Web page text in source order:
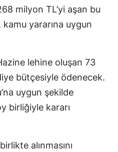
milyon TL’yi aşan bu
kamu yararına uygun
lehine oluşan 73
bütçesiyle ödenecek.
uygun şekilde
birliğiyle kararı
alınmasını